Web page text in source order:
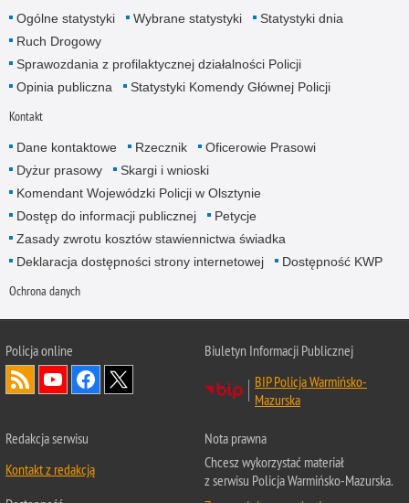
Ogólne statystyki Wybrane statystyki
Statystyki dnia
Ruch Drogowy
Sprawozdania z profilaktycznej działalności Policji
Opinia publiczna
Statystyki Komendy Głównej Policji
Kontakt
Dane kontaktowe Rzecznik
Oficerowie Prasowi
Dyżur prasowy
Skargi i wnioski
Komendant Wojewódzki Policji w Olsztynie
Dostęp do informacji publicznej
Petycje
Zasady zwrotu kosztów stawiennictwa świadka
Deklaracja dostępności strony internetowej
Dostępność KWP
Ochrona danych
Policja online
Biuletyn Informacji Publicznej
BIP Policja Warmińsko-
Mazurska
Redakcja serwisu
Kontakt z redakcją
Nota prawna
Chcesz wykorzystać materiał
z serwisu Policja Warmińsko-Mazurska.